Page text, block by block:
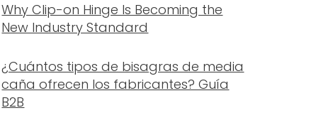
Why Clip-on Hinge Is Becoming the
New Industry Standard
¿Cuántos tipos de bisagras de media
caña ofrecen los fabricantes? Guía
B2B